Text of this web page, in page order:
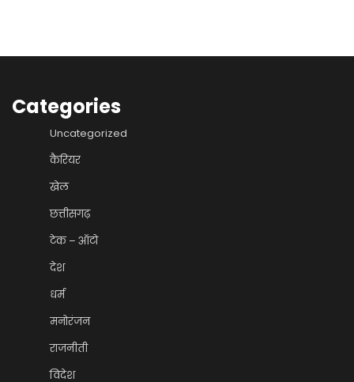
Categories
Uncategorized
कैरियर
खेल
छत्तीसगढ़
टेक – ऑटो
देश
धर्म
मनोरंजन
राजनीती
विदेश